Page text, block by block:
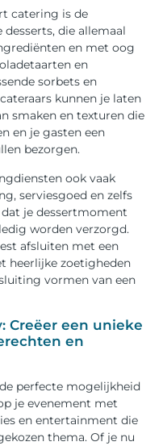
catering is de
die allemaal
en met oog
en
sorbets en
kunnen je laten
smaken en texturen die
en je gasten een
bezorgen.
ook vaak
serviesgoed en zelfs
je dessertmoment
worden verzorgd.
afsluiten met een
heerlijke zoetigheden
vormen van een
Creëer een unieke
en
perfecte mogelijkheid
je evenement met
en entertainment die
thema. Of je nu